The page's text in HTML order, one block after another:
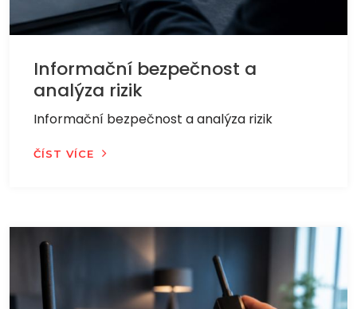
Informační bezpečnost a
analýza rizik
Informační bezpečnost a analýza rizik
ČÍST VÍCE